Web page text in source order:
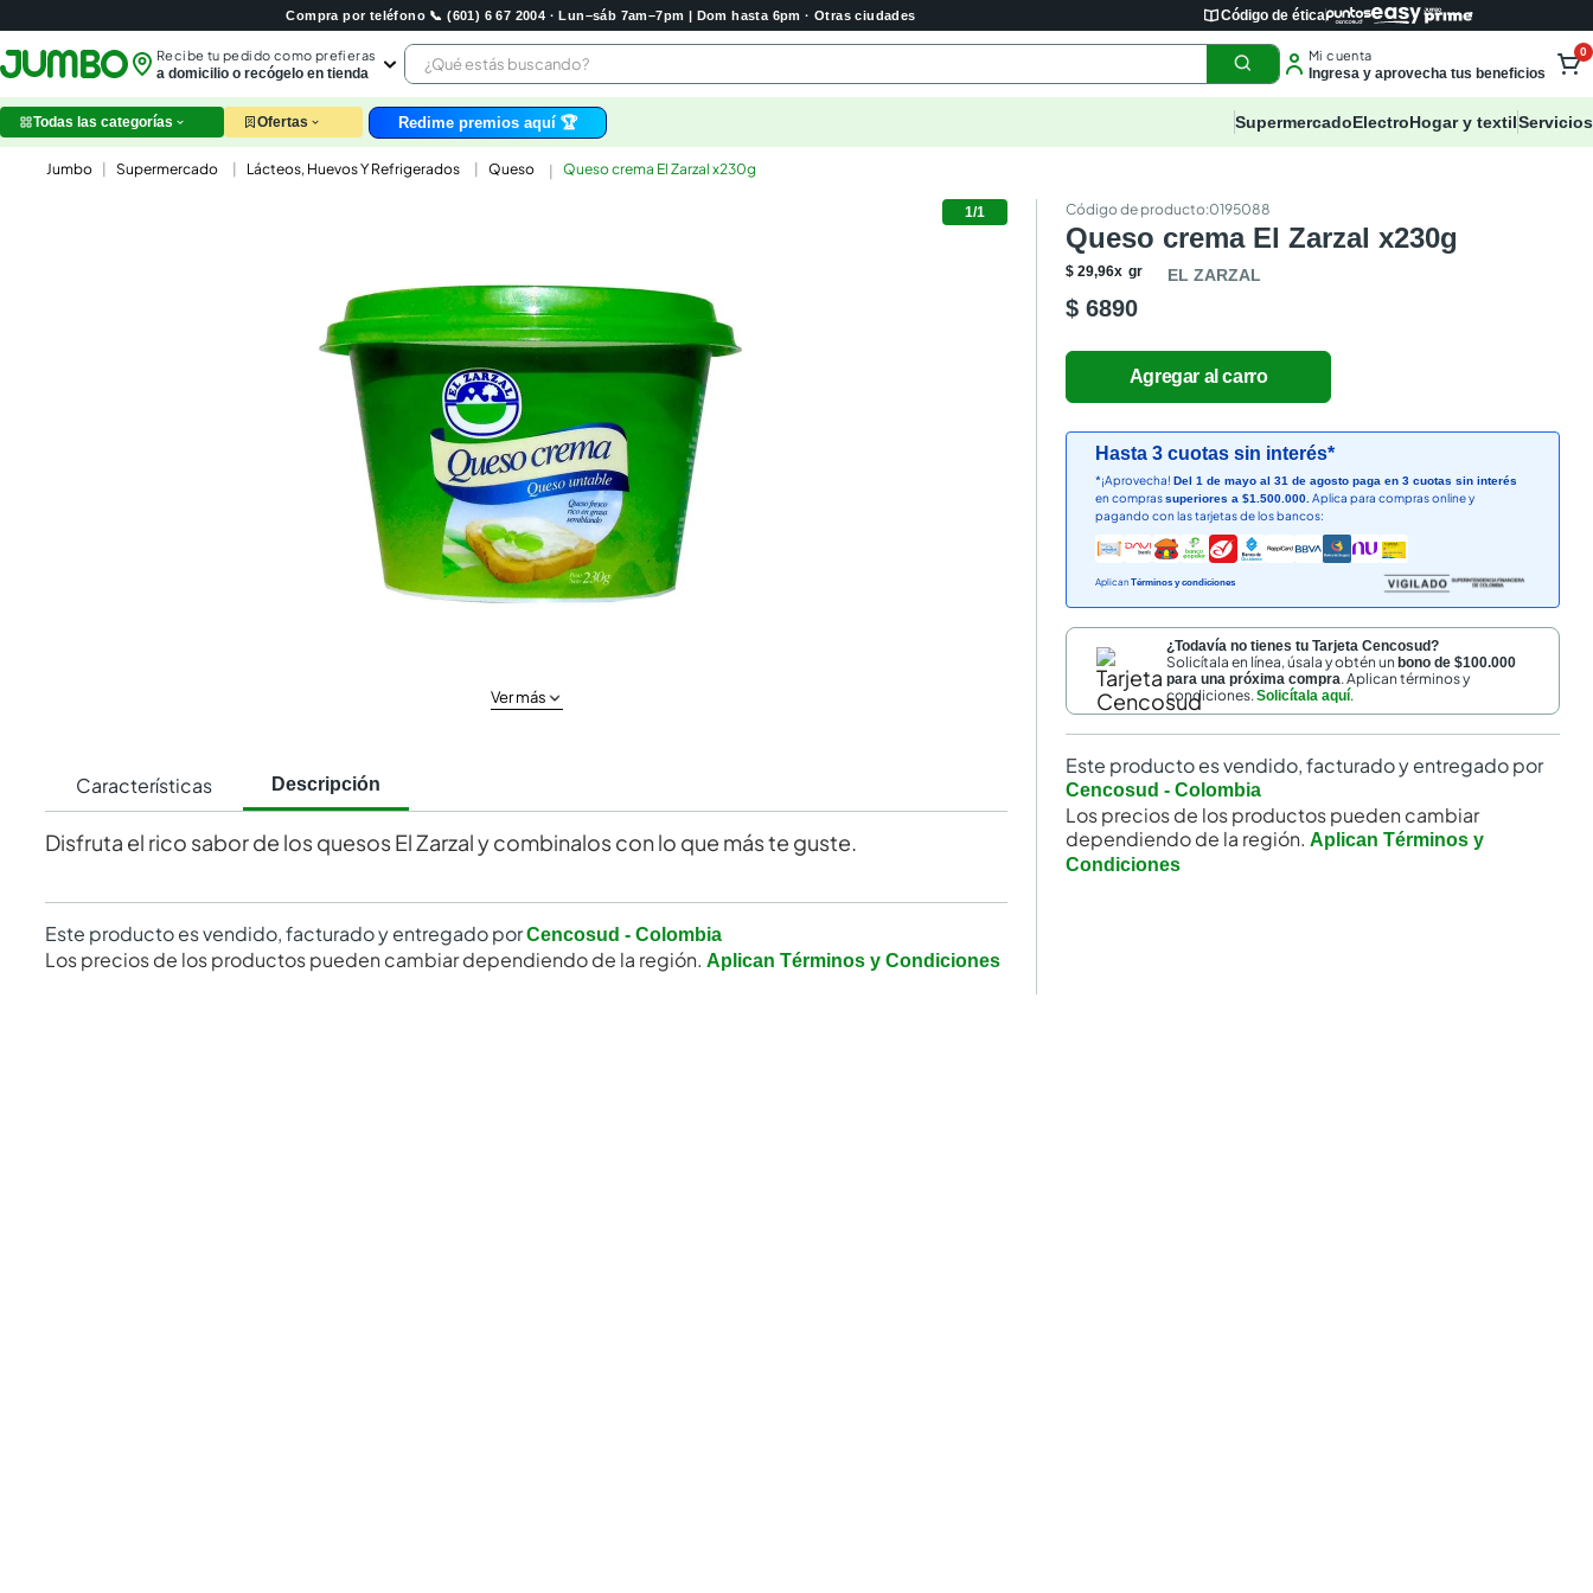
Compra por teléfono 📞 (601) 6 67 2004 · Lun–sáb 7am–7pm | Dom hasta 6pm · Otras ciudades Código de ética
Recibe tu pedido como prefieras
a domicilio o recógelo en tienda
¿Qué estás buscando?
leche
huevos
galletas
aceite
queso
pollo
carne
Mi cuenta
Ingresa y aprovecha tus beneficios
0
Todas las categorías Ofertas Redime premios aquí 🏆 SupermercadoElectroHogar y textilServicios
Supermercado Lácteos, Huevos Y Refrigerados Queso Queso crema El Zarzal x230g
1/1
Ver más
Características Descripción
Disfruta el rico sabor de los quesos El Zarzal y combinalos con lo que más te guste.
Este producto es vendido, facturado y entregado porCencosud - Colombia
Los precios de los productos pueden cambiar dependiendo de la región. Aplican Términos y Condiciones
:0195088
Queso crema El Zarzal x230g
$ 29,96x gr EL ZARZAL
$ 6890
Hasta 3 cuotas sin interés*
*¡Aprovecha!Del 1 de mayo al 31 de agosto paga en 3 cuotas sin interés
en comprassuperiores a $1.500.000. Aplica para compras online y
pagando con las tarjetas de los bancos:
Aplican Términos y condiciones
¿Todavía no tienes tu Tarjeta Cencosud?
Solicítala en línea, úsala y obtén unbono de $100.000
para una próxima compra. Aplican términos y
condiciones.Solicítala aquí.
Este producto es vendido, facturado y entregado por
Cencosud - Colombia
Los precios de los productos pueden cambiar
dependiendo de la región. Aplican Términos y
Condiciones